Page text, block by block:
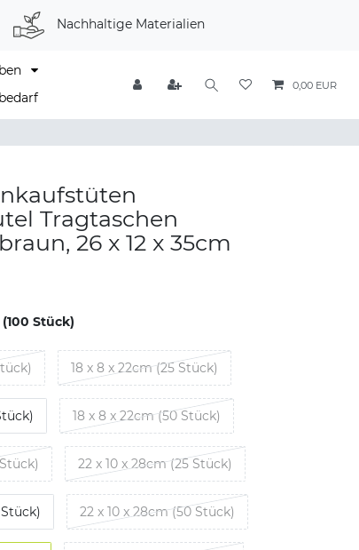
Nachhaltige Materialien
0,00 EUR
Tragtaschen
26 x 12 x 35cm
(100 Stück)
18 x 8 x 22cm (25 Stück)
18 x 8 x 22cm (50 Stück)
22 x 10 x 28cm (25 Stück)
22 x 10 x 28cm (50 Stück)